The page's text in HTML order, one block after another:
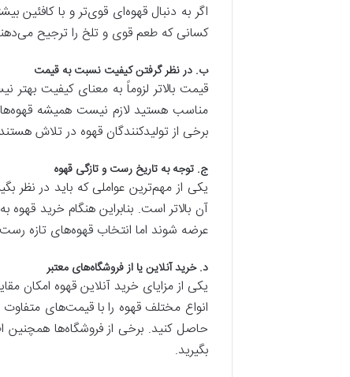
اگر به دنبال قهوه‌ای قوی‌تر و با کافئین
کسانی که طعم قوی و تلخ را ترجیح
ب.در نظر گرفتن کیفیت نسبت به قیمت
قیمت بالاتر لزوماً به معنای کیفیت
مناسب هستید لازم نیست همیشه قهوه‌های
برخی از تولیدکنندگان قهوه در تلاش
ج.توجه به تاریخ رست و تازگی قهوه
یکی از مهم‌ترین عواملی که باید در نظر
آن بالاتر است. بنابراین هنگام خرید
عرضه شوند اما انتخاب قهوه‌های تازه
د.خرید آنلاین یا از فروشگاههای معتبر
یکی از مزایای خرید آنلاین قهوه
انواع مختلف قهوه را با قیمت‌های
حاصل کنید. برخی از فروشگاه‌ها
بگیرید.